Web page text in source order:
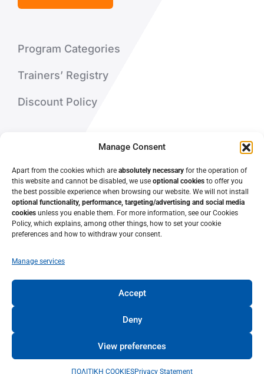
Manage Consent
Apart from the cookies which are absolutely necessary for the operation of
this website and cannot be disabled, we use optional cookies to offer you
the best possible experience when browsing our website. We will not install
optional functionality, performance, targeting/advertising and social media
cookies unless you enable them. For more information, see our Cookies
Policy, which explains, among other things, how to set your cookie
preferences and how to withdraw your consent.
Manage services
Accept
Deny
View preferences
ΠΟΛΙΤΙΚΗ COOKIESPrivacy Statement
Program Categories
Trainers’ Registry
Discount Policy
Contact Us
© 2022 • Lifelong Learning Center – University of Patras •